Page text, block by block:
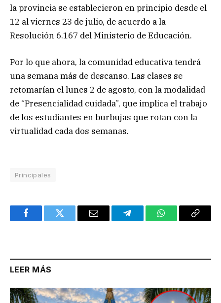
la provincia se establecieron en principio desde el
12 al viernes 23 de julio, de acuerdo a la
Resolución 6.167 del Ministerio de Educación.
Por lo que ahora, la comunidad educativa tendrá
una semana más de descanso. Las clases se
retomarían el lunes 2 de agosto, con la modalidad
de “Presencialidad cuidada”, que implica el trabajo
de los estudiantes en burbujas que rotan con la
virtualidad cada dos semanas.
Principales
FacebookTwitter Email TelegramWhatsAppCopy
LEER MÁS